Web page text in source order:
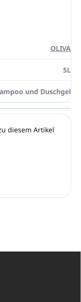
OLIVA
5L
und Duschgel
diesem Artikel